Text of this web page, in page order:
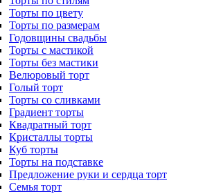
Торты по цвету
Торты по размерам
Годовщины свадьбы
Торты с мастикой
Торты без мастики
Велюровый торт
Голый торт
Торты со сливками
Градиент торты
Квадратный торт
Кристаллы торты
Куб торты
Торты на подставке
Предложение руки и сердца торт
Семья торт